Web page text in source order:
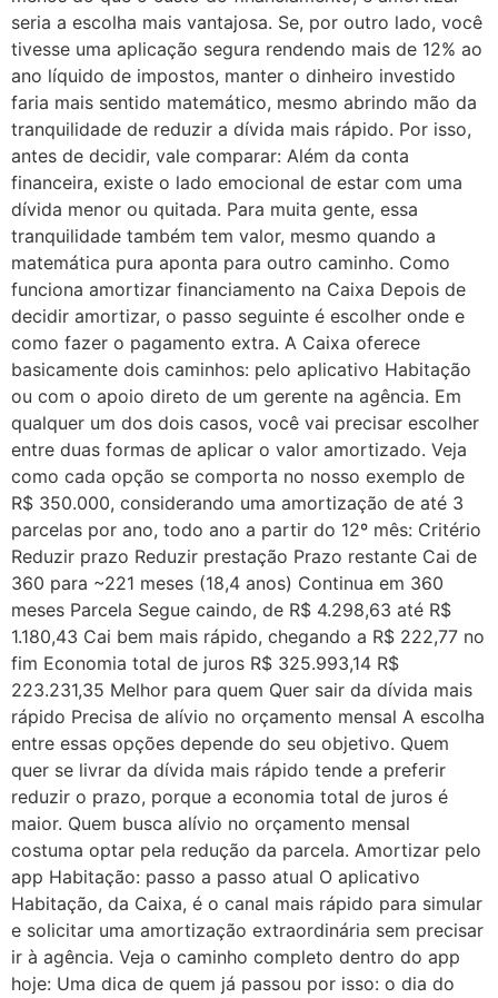
seria a escolha mais vantajosa. Se, por outro lado, você
tivesse uma aplicação segura rendendo mais de 12% ao
ano líquido de impostos, manter o dinheiro investido
faria mais sentido matemático, mesmo abrindo mão da
tranquilidade de reduzir a dívida mais rápido. Por isso,
antes de decidir, vale comparar: Além da conta
financeira, existe o lado emocional de estar com uma
dívida menor ou quitada. Para muita gente, essa
tranquilidade também tem valor, mesmo quando a
matemática pura aponta para outro caminho. Como
funciona amortizar financiamento na Caixa Depois de
decidir amortizar, o passo seguinte é escolher onde e
como fazer o pagamento extra. A Caixa oferece
basicamente dois caminhos: pelo aplicativo Habitação
ou com o apoio direto de um gerente na agência. Em
qualquer um dos dois casos, você vai precisar escolher
entre duas formas de aplicar o valor amortizado. Veja
como cada opção se comporta no nosso exemplo de
R$ 350.000, considerando uma amortização de até 3
parcelas por ano, todo ano a partir do 12º mês: Critério
Reduzir prazo Reduzir prestação Prazo restante Cai de
360 para ~221 meses (18,4 anos) Continua em 360
meses Parcela Segue caindo, de R$ 4.298,63 até R$
1.180,43 Cai bem mais rápido, chegando a R$ 222,77 no
fim Economia total de juros R$ 325.993,14 R$
223.231,35 Melhor para quem Quer sair da dívida mais
rápido Precisa de alívio no orçamento mensal A escolha
entre essas opções depende do seu objetivo. Quem
quer se livrar da dívida mais rápido tende a preferir
reduzir o prazo, porque a economia total de juros é
maior. Quem busca alívio no orçamento mensal
costuma optar pela redução da parcela. Amortizar pelo
app Habitação: passo a passo atual O aplicativo
Habitação, da Caixa, é o canal mais rápido para simular
e solicitar uma amortização extraordinária sem precisar
ir à agência. Veja o caminho completo dentro do app
hoje: Uma dica de quem já passou por isso: o dia do